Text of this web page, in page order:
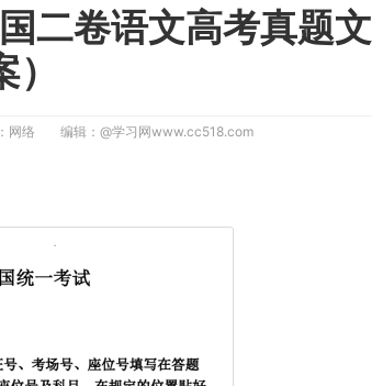
二卷语文高考真题文
网络 编辑： @学习网www.cc518.com